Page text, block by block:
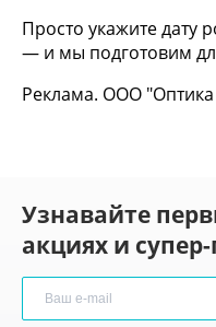
Просто укажите дату
— и мы подготовим
Реклама. ООО
Узнавайте
акциях и